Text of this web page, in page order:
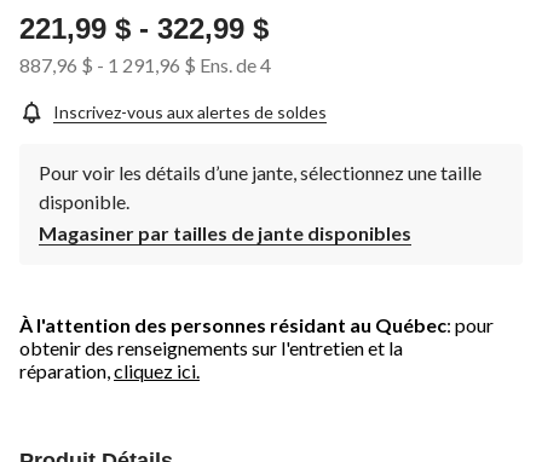
221,99 $ - 322,99 $
887,96 $ - 1 291,96 $ Ens. de 4
Inscrivez-vous aux alertes de soldes
Pour voir les détails d’une jante, sélectionnez une taille
disponible.
Magasiner par tailles de jante disponibles
À l'attention des personnes résidant au Québec: pour
obtenir des renseignements sur l'entretien et la
réparation, cliquez ici.